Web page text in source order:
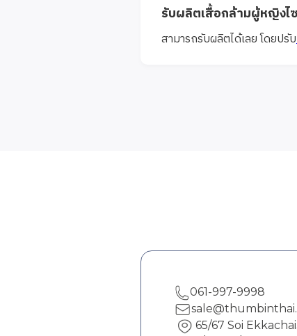
รับผลิตเสื้อกล้ามผู้หญิงไ
สามารถรับผลิตได้เลย โดยปรับ
061-997-9998
65/67 Soi